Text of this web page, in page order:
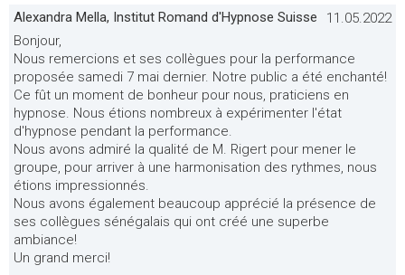
Alexandra Mella, Institut Romand d'Hypnose Suisse
11.05.2022
Bonjour,
Nous remercions et ses collègues pour la performance
proposée samedi 7 mai dernier. Notre public a été enchanté!
Ce fût un moment de bonheur pour nous, praticiens en
hypnose. Nous étions nombreux à expérimenter l'état
d'hypnose pendant la performance.
Nous avons admiré la qualité de M. Rigert pour mener le
groupe, pour arriver à une harmonisation des rythmes, nous
étions impressionnés.
Nous avons également beaucoup apprécié la présence de
ses collègues sénégalais qui ont créé une superbe
ambiance!
Un grand merci!